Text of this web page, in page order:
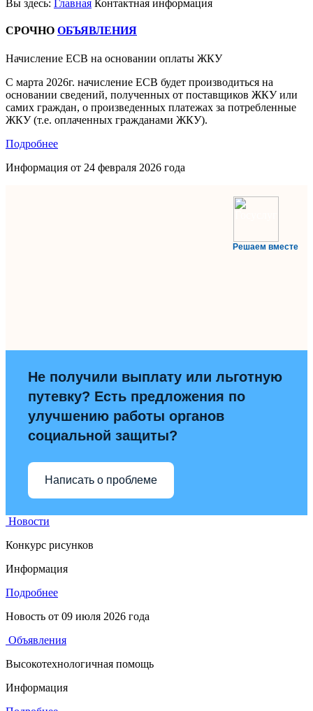
Вы здесь: Главная Контактная информация
СРОЧНО ОБЪЯВЛЕНИЯ
Начисление ЕСВ на основании оплаты ЖКУ
С марта 2026г. начисление ЕСВ будет производиться на
основании сведений, полученных от поставщиков ЖКУ или
самих граждан, о произведенных платежах за потребленные
ЖКУ (т.е. оплаченных гражданами ЖКУ).
Подробнее
Информация от 24 февраля 2026 года
Решаем вместе
Не получили выплату или льготную
путевку? Есть предложения по
улучшению работы органов
социальной защиты?
Написать о проблеме
Новости
Конкурс рисунков
Информация
Подробнее
Новость от 09 июля 2026 года
Объявления
Высокотехнологичная помощь
Информация